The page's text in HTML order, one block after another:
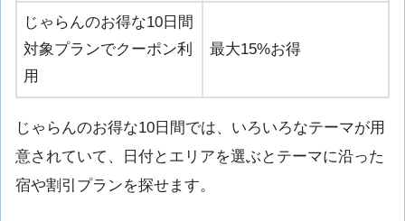
じゃらんのお得な10日間
対象プランでクーポン利
用
最大15%お得
じゃらんのお得な10日間では、いろいろなテーマが用
意されていて、日付とエリアを選ぶとテーマに沿った
宿や割引プランを探せます。